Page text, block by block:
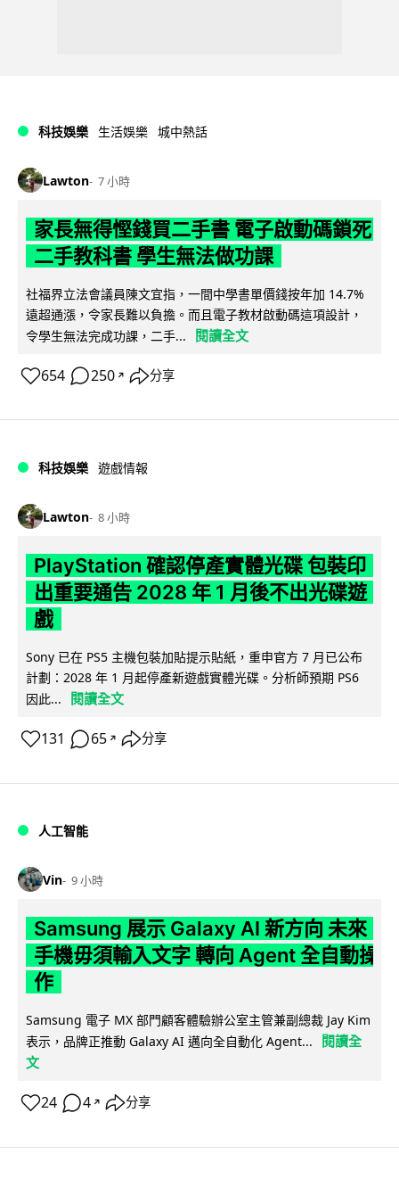
科技娛樂 生活娛樂 城中熱話
Lawton 7 小時
家長無得慳錢買二手書 電子啟動碼鎖死
二手教科書 學生無法做功課
社福界立法會議員陳文宜指，一間中學書單價錢按年加 14.7%
遠超通漲，令家長難以負擔。而且電子教材啟動碼這項設計，
令學生無法完成功課，二手...
閱讀全文
654 250 ↗ 分享
科技娛樂 遊戲情報
Lawton 8 小時
PlayStation 確認停產實體光碟 包裝印
出重要通告 2028 年 1 月後不出光碟遊
戲
Sony 已在 PS5 主機包裝加貼提示貼紙，重申官方 7 月已公布
計劃：2028 年 1 月起停產新遊戲實體光碟。分析師預期 PS6
因此...
閱讀全文
131 65 ↗ 分享
人工智能
Vin 9 小時
Samsung 展示 Galaxy AI 新方向 未來
手機毋須輸入文字 轉向 Agent 全自動操
作
Samsung 電子 MX 部門顧客體驗辦公室主管兼副總裁 Jay Kim
表示，品牌正推動 Galaxy AI 邁向全自動化 Agent...
閱讀全
文
24 4 ↗ 分享